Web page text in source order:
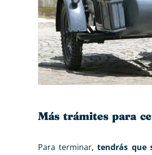
Más trámites para
Para terminar,tendrás que